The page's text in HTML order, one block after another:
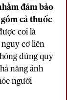
đảm bảo
cả thuốc
coi là
cơ liên
đúng quy
năng ảnh
người